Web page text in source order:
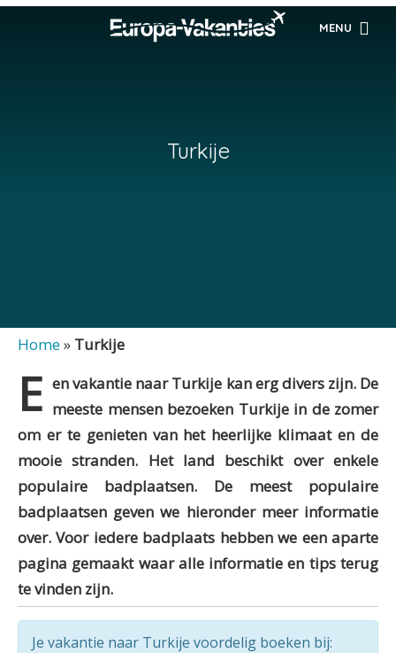
MENU
Turkije
Home» Turkije
E en vakantie naar Turkije kan erg divers zijn. De
meeste mensen bezoeken Turkije in de zomer
om er te genieten van het heerlijke klimaat en de
mooie stranden. Het land beschikt over enkele
populaire badplaatsen. De meest populaire
badplaatsen geven we hieronder meer informatie
over. Voor iedere badplaats hebben we een aparte
pagina gemaakt waar alle informatie en tips terug
te vinden zijn.
Je vakantie naar Turkije voordelig boeken bij: